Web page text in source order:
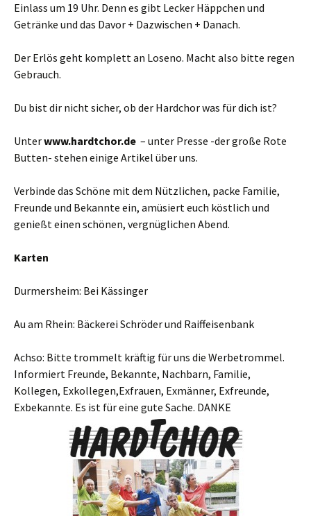
Einlass um 19 Uhr. Denn es gibt Lecker Häppchen und
Getränke und das Davor + Dazwischen + Danach.
Der Erlös geht komplett an Loseno. Macht also bitte regen
Gebrauch.
Du bist dir nicht sicher, ob der Hardchor was für dich ist?
Unterwww.hardtchor.de – unter Presse -der große Rote
Butten- stehen einige Artikel über uns.
Verbinde das Schöne mit dem Nützlichen, packe Familie,
Freunde und Bekannte ein, amüsiert euch köstlich und
genießt einen schönen, vergnüglichen Abend.
Karten
Durmersheim: Bei Kässinger
Au am Rhein: Bäckerei Schröder und Raiffeisenbank
Achso: Bitte trommelt kräftig für uns die Werbetrommel.
Informiert Freunde, Bekannte, Nachbarn, Familie,
Kollegen, Exkollegen,Exfrauen, Exmänner, Exfreunde,
Exbekannte. Es ist für eine gute Sache. DANKE